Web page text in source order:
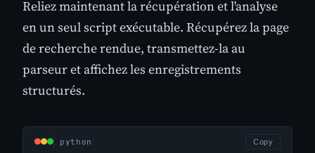
Reliez maintenant la récupération et l'analyse
en un seul script exécutable. Récupérez la page
de recherche rendue, transmettez-la au
parseur et affichez les enregistrements
structurés.
python Copy